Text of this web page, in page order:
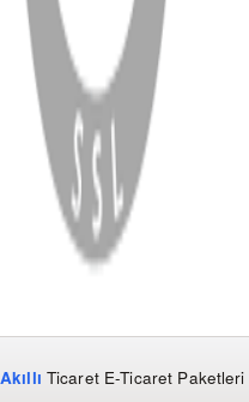
WhatsApp Facebook
Copyright
2026 Dükkan Hifi
Akıllı Ticaret E-Ticaret Paketleri